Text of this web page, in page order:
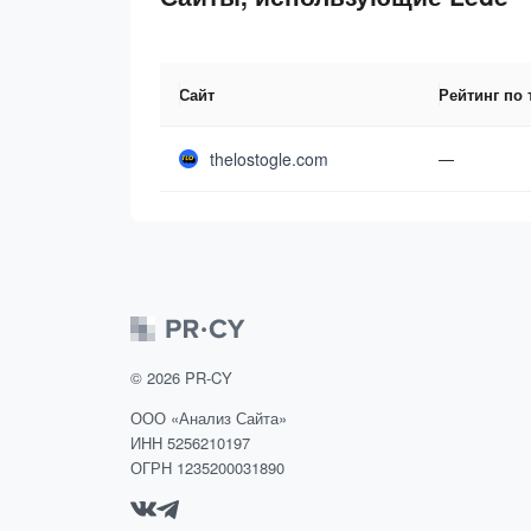
Сайт Рейтинг по
thelostogle.com —
© 2026 PR-CY
ООО «Анализ Сайта»
ИНН 5256210197
ОГРН 1235200031890